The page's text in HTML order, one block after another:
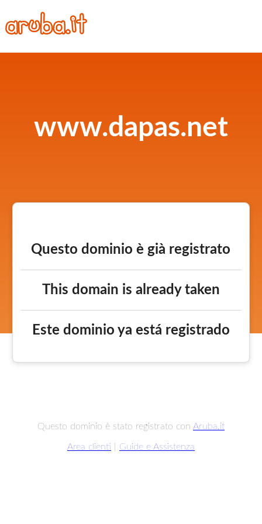
www.dapas.net
Questo dominio è già registrato
This domain is already taken
Este dominio ya está registrado
Questo dominio è stato registrato con Aruba.it
Area clienti Guide e Assistenza